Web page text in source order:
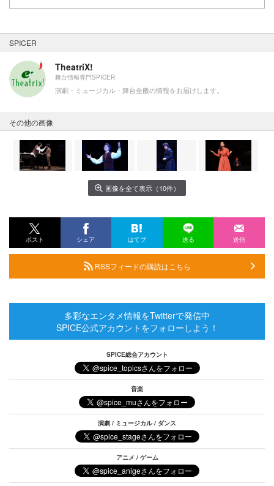
SPICER
TheatriX!
舞台情報専門SPICER
演劇・ミュージカル・舞台全般の情報をお届けします。
その他の画像
画像を全て表示（10件）
ポスト シェア はてブ 送る 送信
RSSフィードの購読はこちら
多彩なエンタメ情報をTwitterで発信中
SPICE公式アカウントをフォローしよう！
SPICE総合アカウント
音楽
演劇 / ミュージカル / ダンス
アニメ / ゲーム